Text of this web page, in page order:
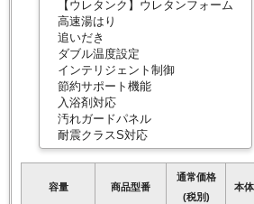
【ウレタンク】ウレタンフォーム
高速湯はり
追いだき
ダブル温度設定
インテリジェント制御
節約サポート機能
入浴剤対応
汚れガードパネル
耐震クラスS対応
容量 商品型番
通常価格
(税別)
本